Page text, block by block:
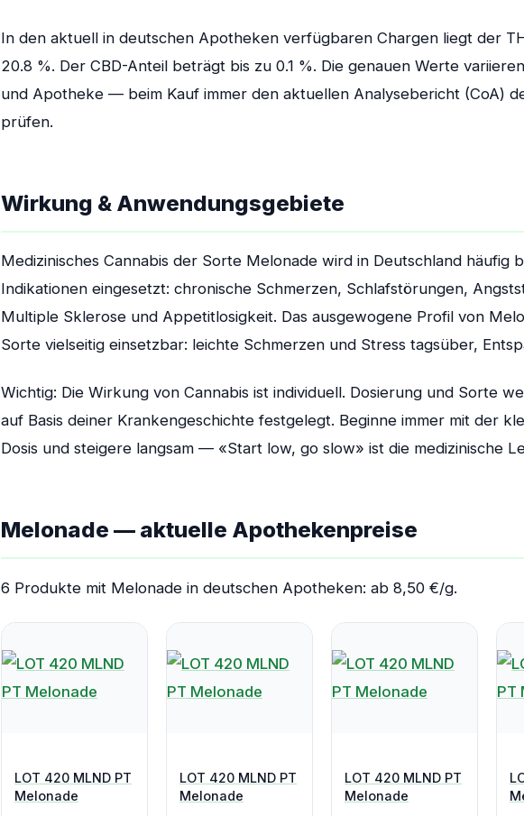
In den aktuell in deutschen Apotheken verfügbaren Chargen liegt der
20.8 %. Der CBD-Anteil beträgt bis zu 0.1 %. Die genauen Werte
und Apotheke — beim Kauf immer den aktuellen Analysebericht (CoA)
prüfen.
Wirkung & Anwendungsgebiete
Medizinisches Cannabis der Sorte Melonade wird in Deutschland häufig
Indikationen eingesetzt: chronische Schmerzen, Schlafstörungen,
Multiple Sklerose und Appetitlosigkeit. Das ausgewogene Profil von
Sorte vielseitig einsetzbar: leichte Schmerzen und Stress tagsüber,
Wichtig: Die Wirkung von Cannabis ist individuell. Dosierung und Sorte
auf Basis deiner Krankengeschichte festgelegt. Beginne immer mit der
Dosis und steigere langsam — «Start low, go slow» ist die medizinische
Melonade — aktuelle Apothekenpreise
6 Produkte mit Melonade in deutschen Apotheken: ab 8,50 €/g.
LOT 420 MLND PT
Melonade
LOT 420 MLND PT
Melonade
LOT 420 MLND PT
Melonade